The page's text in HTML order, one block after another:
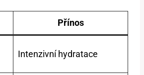
Přínos
Intenzivní hydratace